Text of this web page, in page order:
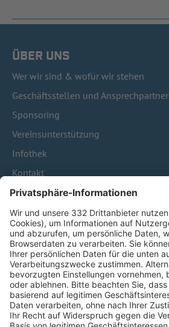
ÜBER UNS
Wer wir sind & wofür wir stehen
Geschäftsstellen und Ansprechpartner
Sponsoring
Vereinsunterstützung
Infothek
Kontakt
HÄUFIG BESUCHTE SEITEN
Pässe und Vereinswechsel
Trainerausbildung
Schulungsangebot Vereinsmitarbeiter
BFV-Geschäftsstellen
Trainerbörse